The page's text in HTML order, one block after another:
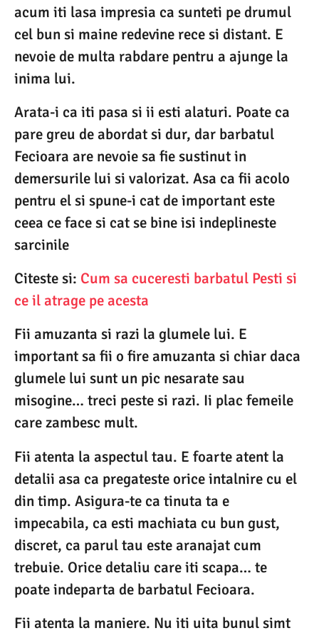
acum iti lasa impresia ca sunteti pe drumul
cel bun si maine redevine rece si distant. E
nevoie de multa rabdare pentru a ajunge la
inima lui.
Arata-i ca iti pasa si ii esti alaturi. Poate ca
pare greu de abordat si dur, dar barbatul
Fecioara are nevoie sa fie sustinut in
demersurile lui si valorizat. Asa ca fii acolo
pentru el si spune-i cat de important este
ceea ce face si cat se bine isi indeplineste
sarcinile
Citeste si: Cum sa cuceresti barbatul Pesti si
ce il atrage pe acesta
Fii amuzanta si razi la glumele lui. E
important sa fii o fire amuzanta si chiar daca
glumele lui sunt un pic nesarate sau
misogine… treci peste si razi. Ii plac femeile
care zambesc mult.
Fii atenta la aspectul tau. E foarte atent la
detalii asa ca pregateste orice intalnire cu el
din timp. Asigura-te ca tinuta ta e
impecabila, ca esti machiata cu bun gust,
discret, ca parul tau este aranajat cum
trebuie. Orice detaliu care iti scapa… te
poate indeparta de barbatul Fecioara.
Fii atenta la maniere. Nu iti uita bunul simt